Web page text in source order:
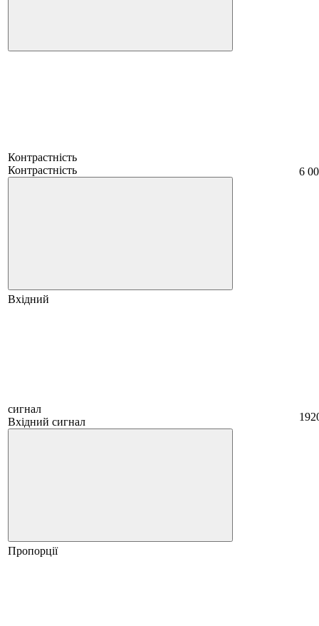
Контрастність
Контрастність
6
Вхідний
сигнал
Вхідний сигнал
Пропорції